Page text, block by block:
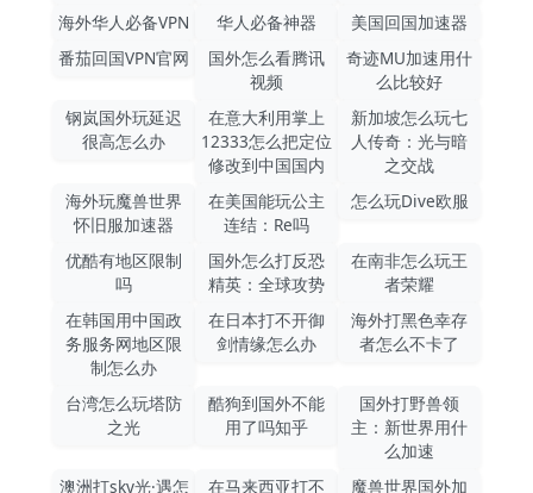
海外华人必备VPN
华人必备神器
美国回国加速器
番茄回国VPN官网
国外怎么看腾讯
视频
奇迹MU加速用什
么比较好
钢岚国外玩延迟
很高怎么办
在意大利用掌上
12333怎么把定位
修改到中国国内
新加坡怎么玩七
人传奇：光与暗
之交战
海外玩魔兽世界
怀旧服加速器
在美国能玩公主
连结：Re吗
怎么玩Dive欧服
优酷有地区限制
吗
国外怎么打反恐
精英：全球攻势
在南非怎么玩王
者荣耀
在韩国用中国政
务服务网地区限
制怎么办
在日本打不开御
剑情缘怎么办
海外打黑色幸存
者怎么不卡了
台湾怎么玩塔防
之光
酷狗到国外不能
用了吗知乎
国外打野兽领
主：新世界用什
么加速
澳洲打sky光·遇怎
在马来西亚打不 魔兽世界国外加